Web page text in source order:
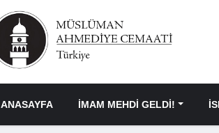
ANASAYFA İMAM MEHDİ GELDİ!